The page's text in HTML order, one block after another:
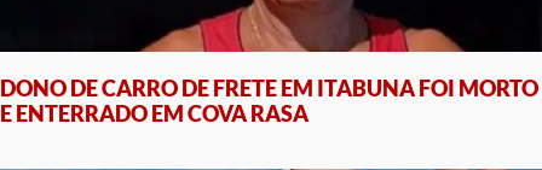
DONO DE CARRO DE FRETE EM ITABUNA FOI MORTO
E ENTERRADO EM COVA RASA